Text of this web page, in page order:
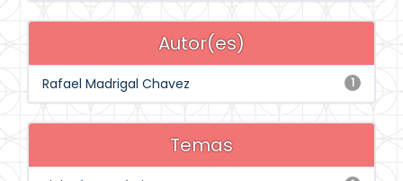
Autor(es)
1
Rafael Madrigal Chavez
Temas